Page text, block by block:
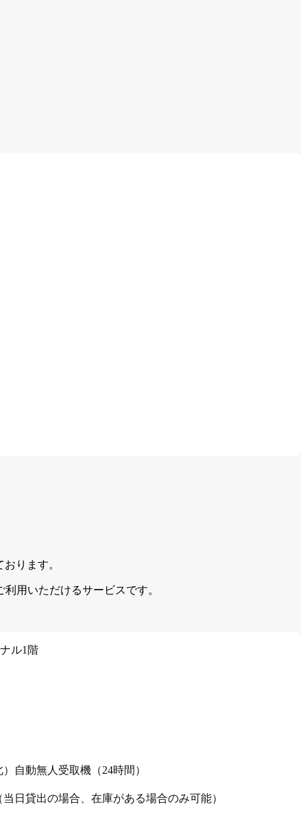
ります。
用いただけるサービスです。
ル1階
自動無人受取機（24時間）
日貸出の場合、在庫がある場合のみ可能）